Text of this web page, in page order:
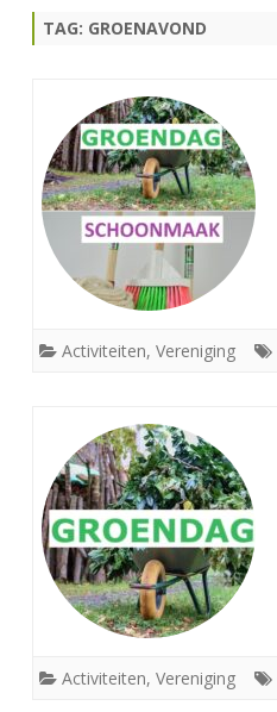
TAG: GROENAVOND
Activiteiten, Vereniging
Activiteiten, Vereniging